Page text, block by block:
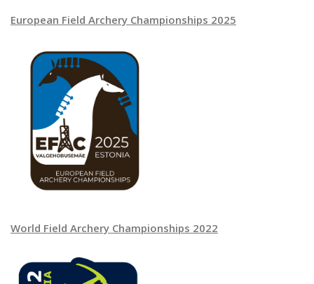
European Field Archery Championships 2025
World Field Archery Championships 2022